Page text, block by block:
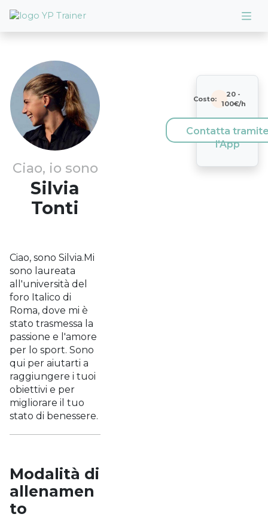
Ciao, io sono
Silvia
Tonti
Ciao, sono Silvia.Mi
sono laureata
all'università del
foro Italico di
Roma, dove mi è
stato trasmessa la
passione e l'amore
per lo sport. Sono
qui per aiutarti a
raggiungere i tuoi
obiettivi e per
migliorare il tuo
stato di benessere.
Modalità di
allenamen
to
Costo:
20 -
100€/h
Contatta
l'App